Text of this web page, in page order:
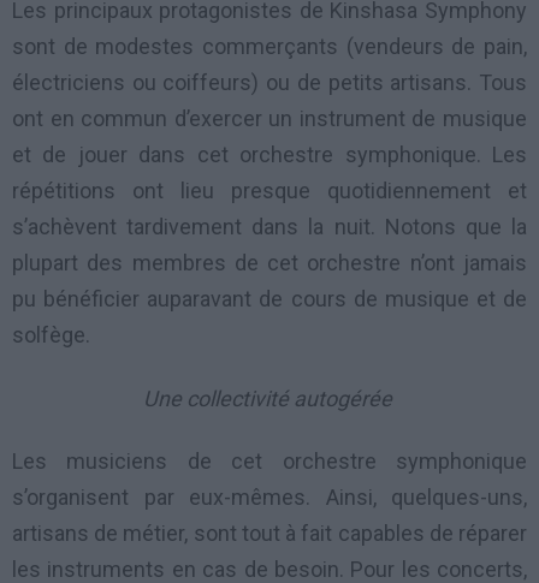
Les principaux protagonistes de Kinshasa Symphony
sont de modestes commerçants (vendeurs de pain,
électriciens ou coiffeurs) ou de petits artisans. Tous
ont en commun d’exercer un instrument de musique
et de jouer dans cet orchestre symphonique. Les
répétitions ont lieu presque quotidiennement et
s’achèvent tardivement dans la nuit. Notons que la
plupart des membres de cet orchestre n’ont jamais
pu bénéficier auparavant de cours de musique et de
solfège.
Une collectivité autogérée
Les musiciens de cet orchestre symphonique
s’organisent par eux-mêmes. Ainsi, quelques-uns,
artisans de métier, sont tout à fait capables de réparer
les instruments en cas de besoin. Pour les concerts,